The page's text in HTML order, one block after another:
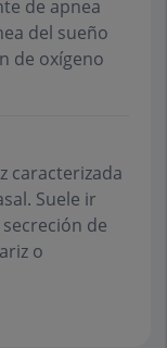
de apnea
del sueño
de oxígeno
caracterizada
Suele ir
de
o